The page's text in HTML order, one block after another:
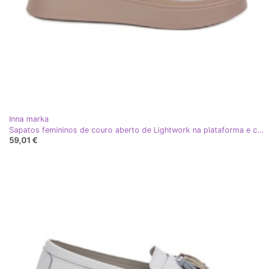
Inna marka
Sapatos femininos de couro aberto de Lightwork na plataforma e cunhas brancas branco
59,01 €